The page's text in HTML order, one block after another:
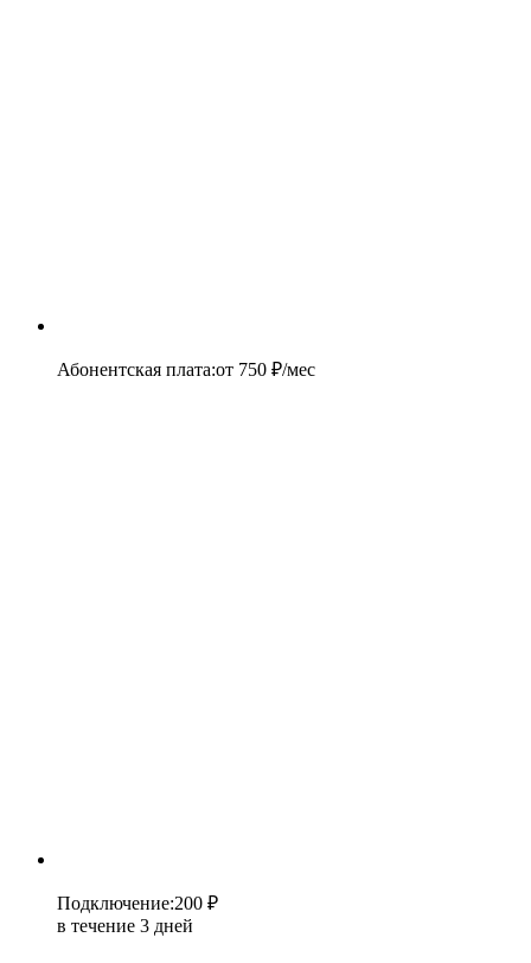
Абонентская плата:от 750 ₽/мес
Подключение:200 ₽
в течение 3 дней